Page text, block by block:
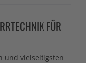
FÜR
und vielseitigsten